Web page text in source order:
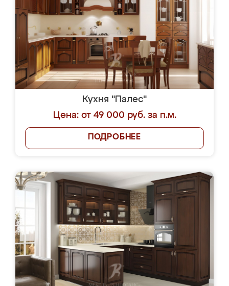
Кухня "Палес"
Цена: от 49 000 руб. за п.м.
ПОДРОБНЕЕ